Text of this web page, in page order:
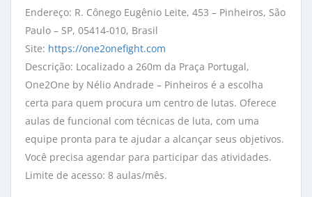
Endereço: R. Cônego Eugênio Leite, 453 – Pinheiros, São
Paulo – SP, 05414-010, Brasil
Site: https://one2onefight.com
Descrição: Localizado a 260m da Praça Portugal,
One2One by Nélio Andrade – Pinheiros é a escolha
certa para quem procura um centro de lutas. Oferece
aulas de funcional com técnicas de luta, com uma
equipe pronta para te ajudar a alcançar seus objetivos.
Você precisa agendar para participar das atividades.
Limite de acesso: 8 aulas/mês.